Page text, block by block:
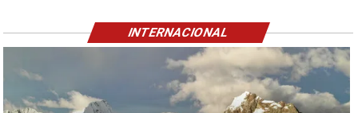
INTERNACIONAL